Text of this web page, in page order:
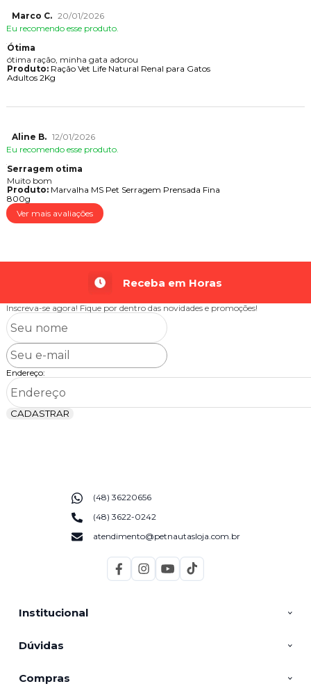
Marco C. 20/01/2026
Eu recomendo esse produto.
Ótima
ótima ração, minha gata adorou
Produto:Ração Vet Life Natural Renal para Gatos
Adultos 2Kg
Aline B. 12/01/2026
Eu recomendo esse produto.
Serragem otima
Muito bom
Produto:Marvalha MS Pet Serragem Prensada Fina
800g
Ver mais avaliações
Receba em Horas
Inscreva-se agora! Fique por dentro das novidades e promoções!
Endereço:
CADASTRAR
Institucional
Dúvidas
Compras
(48) 36220656
(48) 3622-0242
atendimento@petnautasloja.com.br